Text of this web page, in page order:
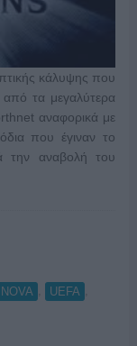
κάλυψης που
τα μεγαλύτερα
αναφορικά με
που έγιναν το
την αναβολή του
NOVA UEFA